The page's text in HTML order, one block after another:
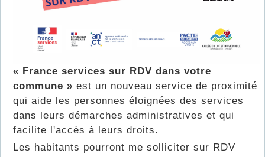
« France services sur RDV dans votre
commune » est un nouveau service de proximité
qui aide les personnes éloignées des services
dans leurs démarches administratives et qui
facilite l'accès à leurs droits.
Les habitants pourront me solliciter sur RDV